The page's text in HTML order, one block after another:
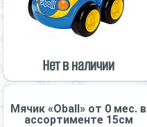
Нет в наличии
Мячик «Oball» от 0 мес. в
ассортименте 15см